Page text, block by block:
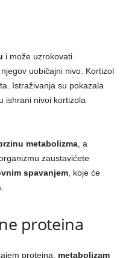
i može uzrokovati
uobičajni nivo. Kortizol
Istraživanja su pokazala
ishrani nivoi kortizola
metabolizma , a
zaustavićete
spavanjem , koje će
proteina
proteina, metabolizam